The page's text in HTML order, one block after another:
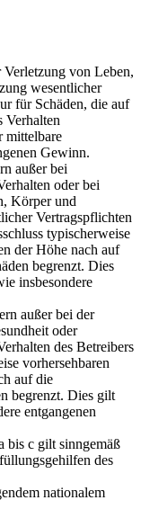
von Leben,
wesentlicher
für Schäden, die auf
Verhalten
mittelbare
Gewinn.
außer bei
oder bei
Körper und
Vertragspflichten
typischerweise
der Höhe nach auf
begrenzt. Dies
insbesondere
außer bei der
oder
des Betreibers
vorhersehbaren
auf die
begrenzt. Dies gilt
entgangenen
bis c gilt sinngemäß
des
nationalem